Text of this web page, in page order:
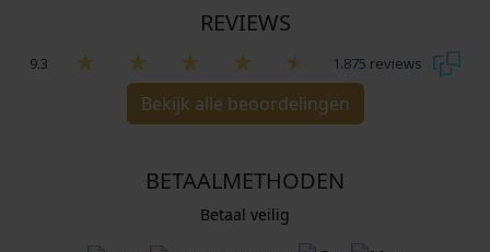
REVIEWS
9.3 1.875 reviews
Bekijk alle beoordelingen
BETAALMETHODEN
Betaal veilig